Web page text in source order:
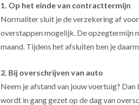
1. Op het einde van contracttermijn
Normaliter sluit je de verzekering af
overstappen mogelijk. De opzegtermijn
maand. Tijdens het afsluiten ben je
2. Bij overschrijven van auto
Neem je afstand van jouw voertuig?
wordt in gang gezet op de dag van